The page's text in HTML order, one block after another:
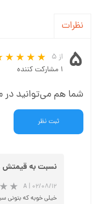
نظرات
۵ از ۵
۱ مشارکت کننده
شما هم می‌توانید در
ثبت نظر
نسبت به قیمتش
A | ۰۲/۰۸/۱۲
خیلی خوبه که بتونی